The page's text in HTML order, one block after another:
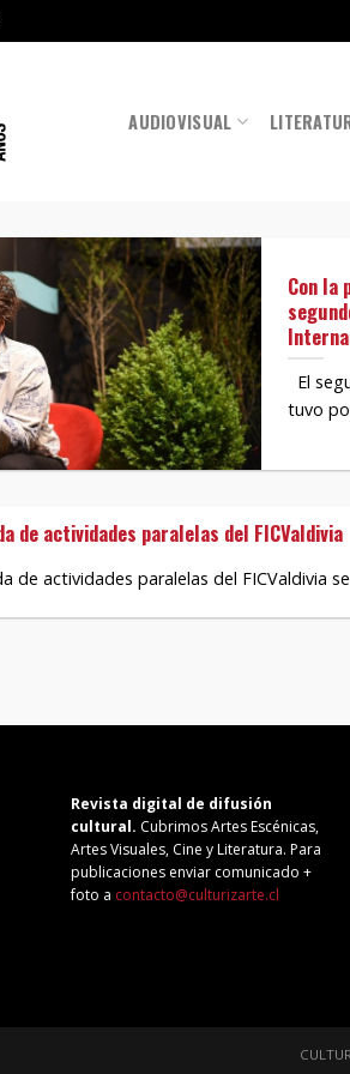
AUDIOVISUAL
Con la
El
tuvo
de actividades paralelas del FICValdivia
de actividades paralelas del FICValdivia
Revista digital de difusión
cultural. Cubrimos Artes Escénicas,
Artes Visuales, Cine y Literatura. Para
publicaciones enviar comunicado +
foto a contacto@culturizarte.cl